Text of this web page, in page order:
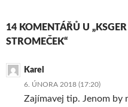
14 KOMENTÁŘŮ U
STROMEČEK“
Karel
6. ÚNORA 2018 (17:20)
Zajímavej tip. Jenom by